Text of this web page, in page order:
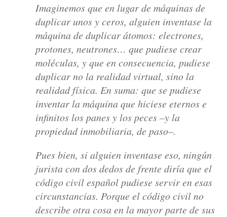
Imaginemos que en lugar de máquinas de
duplicar unos y ceros, alguien inventase la
máquina de duplicar átomos: electrones,
protones, neutrones… que pudiese crear
moléculas, y que en consecuencia, pudiese
duplicar no la realidad virtual, sino la
realidad física. En suma: que se pudiese
inventar la máquina que hiciese eternos e
infinitos los panes y los peces –y la
propiedad inmobiliaria, de paso–.
Pues bien, si alguien inventase eso, ningún
jurista con dos dedos de frente diría que el
código civil español pudiese servir en esas
circunstancias. Porque el código civil no
describe otra cosa en la mayor parte de sus